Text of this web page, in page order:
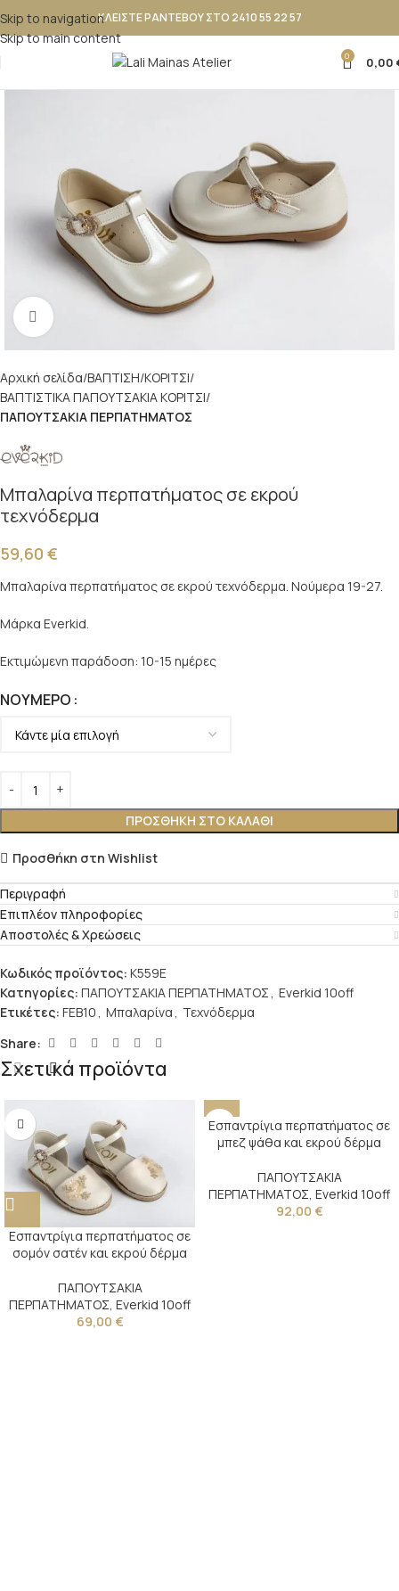
Skip to navigation
Skip to main content
ΚΛΕΙΣΤΕ ΡΑΝΤΕΒΟΥ ΣΤΟ 2410 55 22 57
0 0,00
Κλικ για μεγέθυνση
Αρχική σελίδα ΒΑΠΤΙΣΗ ΚΟΡΙΤΣΙ
ΒΑΠΤΙΣΤΙΚΑ ΠΑΠΟΥΤΣΑΚΙΑ ΚΟΡΙΤΣΙ
ΠΑΠΟΥΤΣΑΚΙΑ ΠΕΡΠΑΤΗΜΑΤΟΣ
Μπαλαρίνα περπατήματος σε εκρού
τεχνόδερμα
59,60 €
Μπαλαρίνα περπατήματος σε εκρού τεχνόδερμα. Νούμερα 19-27.
Μάρκα Everkid.
Εκτιμώμενη παράδοση: 10-15 ημέρες
ΝΟΎΜΕΡΟ
ΠΡΟΣΘΉΚΗ ΣΤΟ ΚΑΛΆΘΙ
Προσθήκη στη Wishlist
Περιγραφή
Επιπλέον πληροφορίες
Αποστολές & Χρεώσεις
Κωδικός προϊόντος: K559E
Κατηγορίες: ΠΑΠΟΥΤΣΑΚΙΑ ΠΕΡΠΑΤΗΜΑΤΟΣ, Everkid 10off
Ετικέτες: FEB10, Μπαλαρίνα, Τεχνόδερμα
Share:
Σχετικά προϊόντα
Εσπαντρίγια περπατήματος σε
σομόν σατέν και εκρού δέρμα
ΠΑΠΟΥΤΣΑΚΙΑ
ΠΕΡΠΑΤΗΜΑΤΟΣ, Everkid 10off
69,00 €
Εσπαντρίγια περπατήματος σε
μπεζ ψάθα και εκρού δέρμα
ΠΑΠΟΥΤΣΑΚΙΑ
ΠΕΡΠΑΤΗΜΑΤΟΣ, Everkid 10off
92,00 €